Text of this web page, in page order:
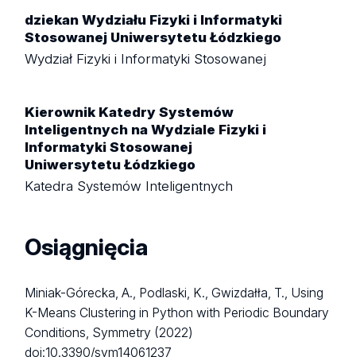
dziekan Wydziału Fizyki i Informatyki
Stosowanej Uniwersytetu Łódzkiego
Wydział Fizyki i Informatyki Stosowanej
Kierownik Katedry Systemów
Inteligentnych na Wydziale Fizyki i
Informatyki Stosowanej
Uniwersytetu Łódzkiego
Katedra Systemów Inteligentnych
Osiągnięcia
Miniak-Górecka, A., Podlaski, K., Gwizdałła, T., Using
K-Means Clustering in Python with Periodic Boundary
Conditions, Symmetry (2022)
doi:10.3390/sym14061237